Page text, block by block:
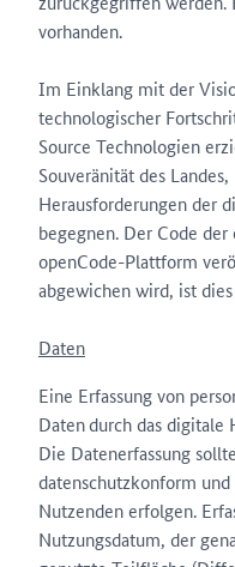
vorhanden.
Im Einklang mit der
technologischer
Source Technologien
Souveränität des
Herausforderungen der
begegnen. Der Code
openCode-Plattform
abgewichen wird, ist
Daten
Eine Erfassung von
Datendurch das digitale
Die Datenerfassung
datenschutzkonform
Nutzenden erfolgen.
Nutzungsdatum, der